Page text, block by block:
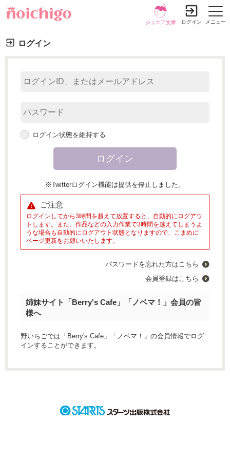
メニュー
ジュニア文庫 ログイン
ログイン
ログイン状態を維持する
※Twitterログイン機能は提供を停止しました。
ご注意
ログインしてから3時間を越えて放置すると、自動的にログアウ
トします。また、作品などの入力作業で3時間を越えてしまうよ
うな場合も自動的にログアウト状態となりますので、こまめに
ページ更新をお願いいたします。
パスワードを忘れた方はこちら
会員登録はこちら
姉妹サイト「Berry's Cafe」「ノベマ！」会員の皆
様へ
野いちごでは「Berry's Cafe」「ノベマ！」の会員情報でログ
インすることができます。